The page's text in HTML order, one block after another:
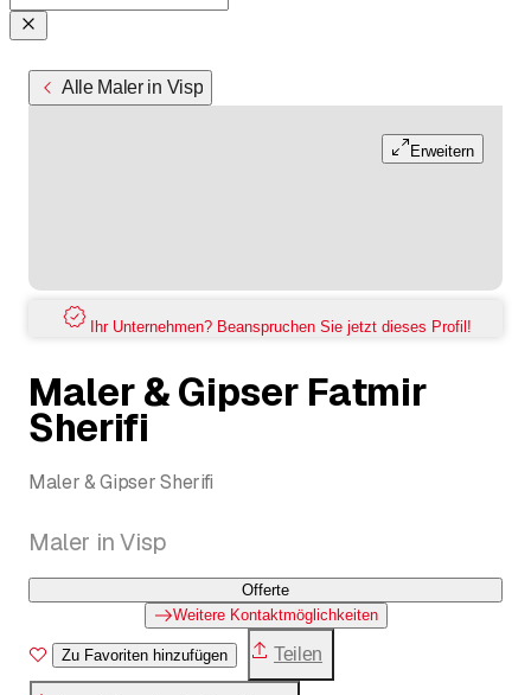
Alle Maler in Visp
Erweitern
Ihr Unternehmen? Beanspruchen Sie jetzt dieses Profil!
Maler & Gipser Fatmir
Sherifi
Maler & Gipser Sherifi
Maler in Visp
Offerte
Weitere Kontaktmöglichkeiten
Zu Favoriten hinzufügen Teilen